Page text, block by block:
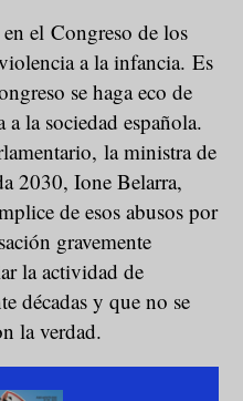
el Congreso de los
a la infancia. Es
se haga eco de
la sociedad española.
la ministra de
2030, Ione Belarra,
de esos abusos por
gravemente
la actividad de
décadas y que no se
la verdad.